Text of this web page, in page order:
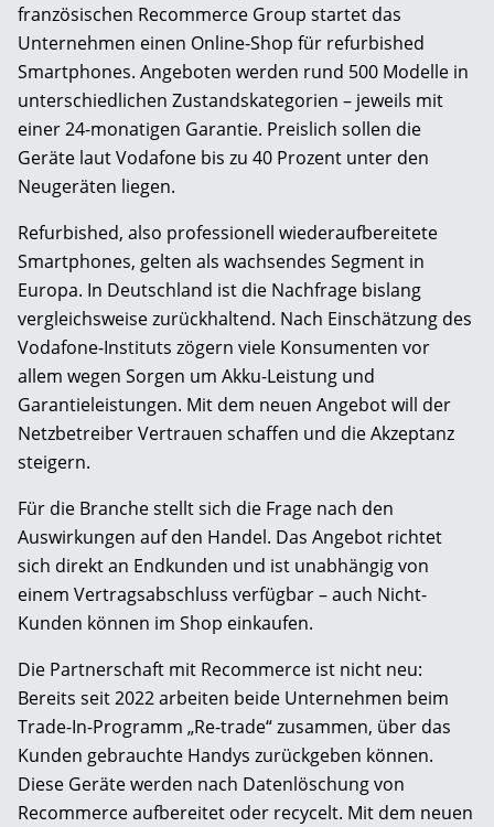
französischen Recommerce Group startet das
Unternehmen einen Online-Shop für refurbished
Smartphones. Angeboten werden rund 500 Modelle in
unterschiedlichen Zustandskategorien – jeweils mit
einer 24-monatigen Garantie. Preislich sollen die
Geräte laut Vodafone bis zu 40 Prozent unter den
Neugeräten liegen.
Refurbished, also professionell wiederaufbereitete
Smartphones, gelten als wachsendes Segment in
Europa. In Deutschland ist die Nachfrage bislang
vergleichsweise zurückhaltend. Nach Einschätzung des
Vodafone-Instituts zögern viele Konsumenten vor
allem wegen Sorgen um Akku-Leistung und
Garantieleistungen. Mit dem neuen Angebot will der
Netzbetreiber Vertrauen schaffen und die Akzeptanz
steigern.
Für die Branche stellt sich die Frage nach den
Auswirkungen auf den Handel. Das Angebot richtet
sich direkt an Endkunden und ist unabhängig von
einem Vertragsabschluss verfügbar – auch Nicht-
Kunden können im Shop einkaufen.
Die Partnerschaft mit Recommerce ist nicht neu:
Bereits seit 2022 arbeiten beide Unternehmen beim
Trade-In-Programm „Re-trade“ zusammen, über das
Kunden gebrauchte Handys zurückgeben können.
Diese Geräte werden nach Datenlöschung von
Recommerce aufbereitet oder recycelt. Mit dem neuen